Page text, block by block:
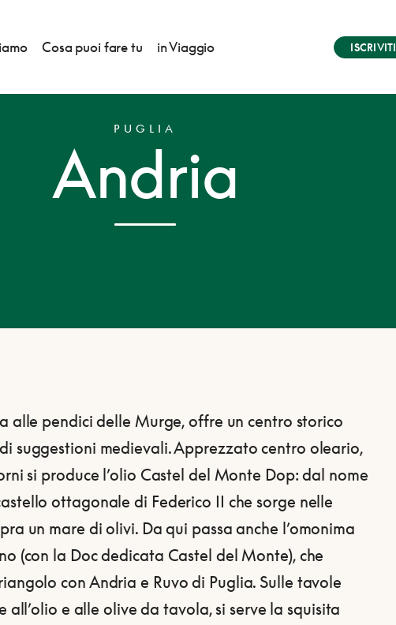
Cosa puoi fare tu in Viaggio ISCRIVITI
PUGLIA
Andria
alle pendici delle Murge, offre un centro storico
suggestioni medievali. Apprezzato centro oleario,
si produce l’olio Castel del Monte Dop: dal nome
ottagonale di Federico II che sorge nelle
un mare di olivi. Da qui passa anche l’omonima
(con la Doc dedicata Castel del Monte), che
con Andria e Ruvo di Puglia. Sulle tavole
all’olio e alle olive da tavola, si serve la squisita